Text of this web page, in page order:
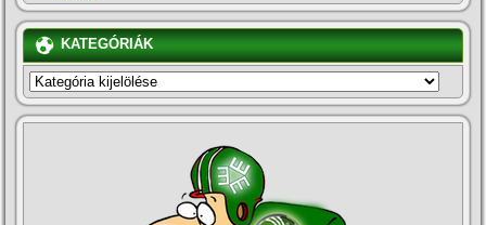
KATEGÓRIÁK
KATEGÓRIÁK